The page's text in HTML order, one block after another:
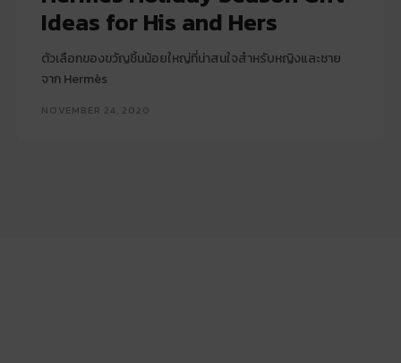
Ideas for His and Hers
ตัวเลือกของขวัญชิ้นน้อยใหญ่ที่น่าสนใจสำหรับหญิงและชาย
จาก Hermès
NOVEMBER 24, 2020